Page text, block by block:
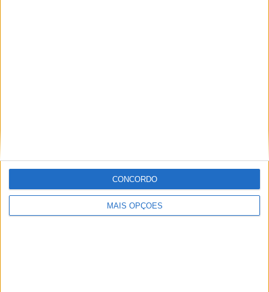
MAIS OPÇÕES
CONCORDO
Estatuto editorial
Termos e condições
Como anunciar